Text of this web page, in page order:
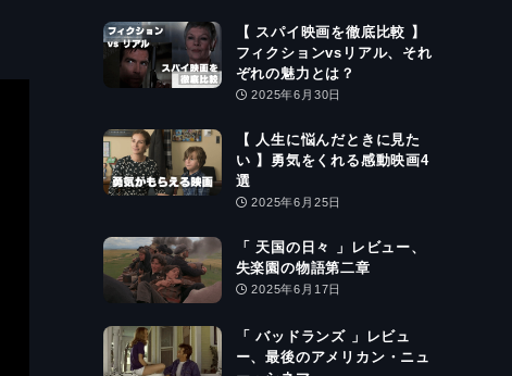
【 スパイ映画を徹底比較 】
フィクションvsリアル、それ
ぞれの魅力とは？
2025年6月30日
【 人生に悩んだときに見た
い 】勇気をくれる感動映画4
選
2025年6月25日
「 天国の日々 」レビュー、
失楽園の物語第二章
2025年6月17日
「 バッドランズ 」レビュ
ー、最後のアメリカン・ニュ